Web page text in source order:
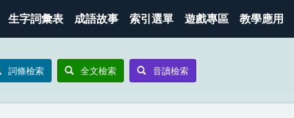
生字詞彙表 成語故事 索引選單 遊戲專區 教學應用
詞條檢索 全文檢索 音讀檢索